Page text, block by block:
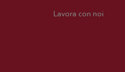
Lavora con noi